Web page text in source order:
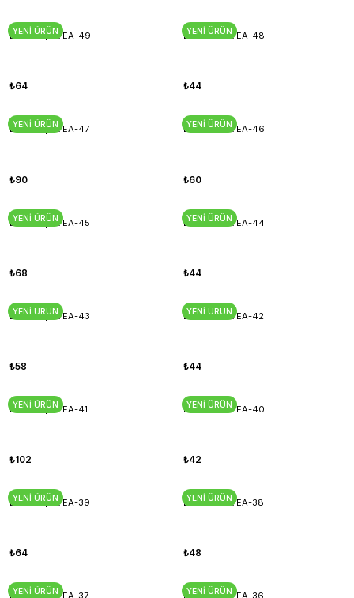
YENİ ÜRÜN
Esnek Aplik EA-49
₺64
YENİ ÜRÜN
Esnek Aplik EA-48
₺44
YENİ ÜRÜN
Esnek Aplik EA-47
₺90
YENİ ÜRÜN
Esnek Aplik EA-46
₺60
YENİ ÜRÜN
Esnek Aplik EA-45
₺68
YENİ ÜRÜN
Esnek Aplik EA-44
₺44
YENİ ÜRÜN
Esnek Aplik EA-43
₺58
YENİ ÜRÜN
Esnek Aplik EA-42
₺44
YENİ ÜRÜN
Esnek Aplik EA-41
₺102
YENİ ÜRÜN
Esnek Aplik EA-40
₺42
YENİ ÜRÜN
Esnek Aplik EA-39
₺64
YENİ ÜRÜN
Esnek Aplik EA-38
₺48
YENİ ÜRÜN
Esnek Aplik EA-37 YENİ ÜRÜN
Esnek Aplik EA-36